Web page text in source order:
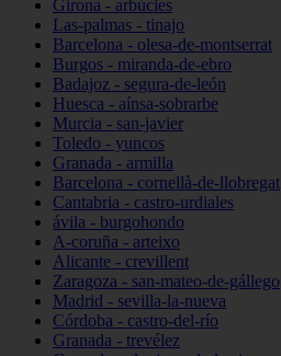
Girona - arbúcies
Las-palmas - tinajo
Barcelona - olesa-de-montserrat
Burgos - miranda-de-ebro
Badajoz - segura-de-león
Huesca - aínsa-sobrarbe
Murcia - san-javier
Toledo - yuncos
Granada - armilla
Barcelona - cornellà-de-llobregat
Cantabria - castro-urdiales
ávila - burgohondo
A-coruña - arteixo
Alicante - crevillent
Zaragoza - san-mateo-de-gállego
Madrid - sevilla-la-nueva
Córdoba - castro-del-río
Granada - trevélez